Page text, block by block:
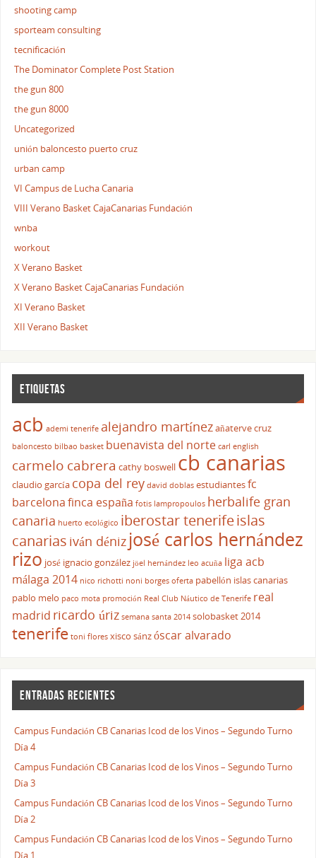
shooting camp
sporteam consulting
tecnificación
The Dominator Complete Post Station
the gun 800
the gun 8000
Uncategorized
unión baloncesto puerto cruz
urban camp
VI Campus de Lucha Canaria
VIII Verano Basket CajaCanarias Fundación
wnba
workout
X Verano Basket
X Verano Basket CajaCanarias Fundación
XI Verano Basket
XII Verano Basket
ETIQUETAS
acb ademi tenerife alejandro martínezañaterve cruz
baloncesto bilbao basket buenavista del norte carl english
carmelo cabrera cathy boswell cb canarias
claudio garcía copa del rey david doblas estudiantesfc
barcelonafinca españa fotis lampropoulos herbalife gran
canaria huerto ecológico iberostar tenerifeislas
canarias iván déniz josé carlos hernández
rizo josé ignacio gonzález jöel hernández leo acuña liga acb
málaga 2014 nico richotti noni borges oferta pabellón islas canarias
pablo melo paco mota promoción Real Club Náutico de Tenerife real
madrid ricardo úriz semana santa 2014 solobasket 2014
tenerife toni flores xisco sánzóscar alvarado
ENTRADAS RECIENTES
Campus Fundación CB Canarias Icod de los Vinos – Segundo Turno
Día 4
Campus Fundación CB Canarias Icod de los Vinos – Segundo Turno
Día 3
Campus Fundación CB Canarias Icod de los Vinos – Segundo Turno
Día 2
Campus Fundación CB Canarias Icod de los Vinos – Segundo Turno
Día 1